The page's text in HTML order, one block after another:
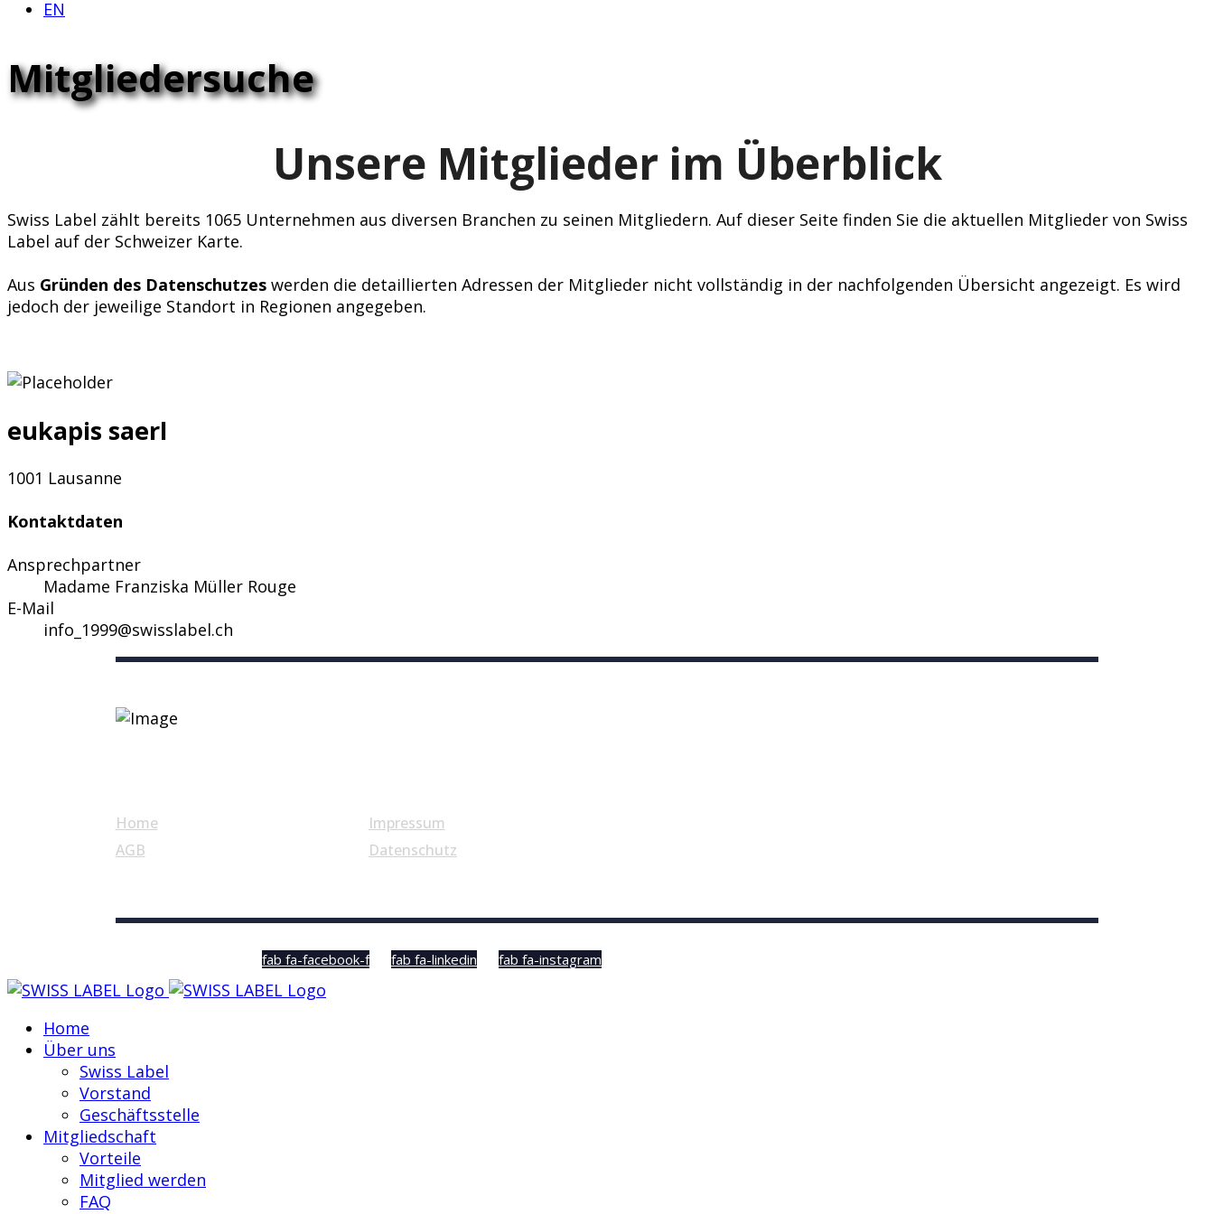
EN
Mitgliedersuche
Unsere Mitglieder im Überblick
Swiss Label zählt bereits 1065 Unternehmen aus diversen Branchen zu seinen Mitgliedern. Auf dieser Seite finden Sie die aktuellen Mitglieder von Swiss
Label auf der Schweizer Karte.
Aus Gründen des Datenschutzes werden die detaillierten Adressen der Mitglieder nicht vollständig in der nachfolgenden Übersicht angezeigt. Es wird
jedoch der jeweilige Standort in Regionen angegeben.
eukapis saerl
1001 Lausanne
Kontaktdaten
Ansprechpartner
Madame Franziska Müller Rouge
E-Mail
info_1999@swisslabel.ch
Home
AGB
Impressum
Datenschutz
fab fa-facebook-f fab fa-linkedin fab fa-instagram
Home
Über uns
Swiss Label
Vorstand
Geschäftsstelle
Mitgliedschaft
Vorteile
Mitglied werden
FAQ